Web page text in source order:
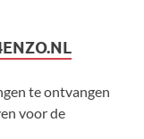
te ontvangen
voor de